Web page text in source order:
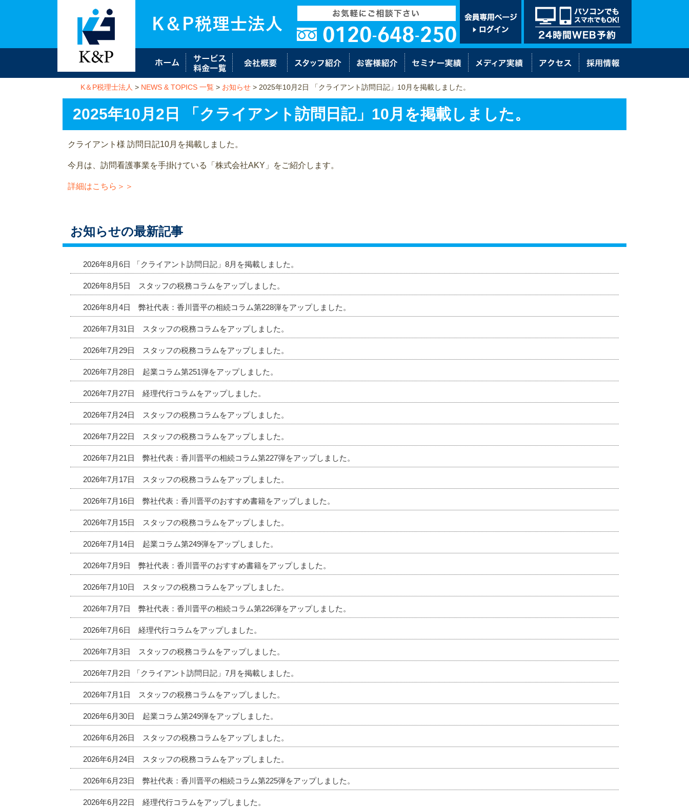
K＆P税理士法人 > NEWS & TOPICS 一覧 > お知らせ > 2025年10月2日 「クライアント訪問日記」10月を掲載しました。
2025年10月2日 「クライアント訪問日記」10月を掲載しました。
クライアント様 訪問日記10月を掲載しました。
今月は、訪問看護事業を手掛けている「株式会社AKY」をご紹介します。
詳細はこちら＞＞
お知らせの最新記事
2026年8月6日 「クライアント訪問日記」8月を掲載しました。
2026年8月5日 スタッフの税務コラムをアップしました。
2026年8月4日 弊社代表：香川晋平の相続コラム第228弾をアップしました。
2026年7月31日 スタッフの税務コラムをアップしました。
2026年7月29日 スタッフの税務コラムをアップしました。
2026年7月28日 起業コラム第251弾をアップしました。
2026年7月27日 経理代行コラムをアップしました。
2026年7月24日 スタッフの税務コラムをアップしました。
2026年7月22日 スタッフの税務コラムをアップしました。
2026年7月21日 弊社代表：香川晋平の相続コラム第227弾をアップしました。
2026年7月17日 スタッフの税務コラムをアップしました。
2026年7月16日 弊社代表：香川晋平のおすすめ書籍をアップしました。
2026年7月15日 スタッフの税務コラムをアップしました。
2026年7月14日 起業コラム第249弾をアップしました。
2026年7月9日 弊社代表：香川晋平のおすすめ書籍をアップしました。
2026年7月10日 スタッフの税務コラムをアップしました。
2026年7月7日 弊社代表：香川晋平の相続コラム第226弾をアップしました。
2026年7月6日 経理代行コラムをアップしました。
2026年7月3日 スタッフの税務コラムをアップしました。
2026年7月2日 「クライアント訪問日記」7月を掲載しました。
2026年7月1日 スタッフの税務コラムをアップしました。
2026年6月30日 起業コラム第249弾をアップしました。
2026年6月26日 スタッフの税務コラムをアップしました。
2026年6月24日 スタッフの税務コラムをアップしました。
2026年6月23日 弊社代表：香川晋平の相続コラム第225弾をアップしました。
2026年6月22日 経理代行コラムをアップしました。